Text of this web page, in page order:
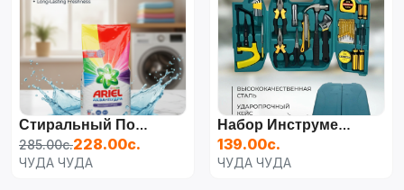
Стиральный Порошок Ariel Сolor, 12 Кг
285.00с.228.00с.
ЧУДА ЧУДА
Набор Инструментов В Кейсе ЛОМ, Универсальный, 27 Предметов
139.00с.
ЧУДА ЧУДА